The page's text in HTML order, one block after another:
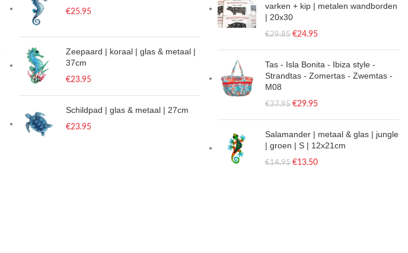
€25.95
Zeepaard | koraal | glas & metaal |
37cm
€23.95
Schildpad | glas & metaal | 27cm
€23.95
varken + kip | metalen wandborden
| 20x30
€29.85 €24.95
Tas - Isla Bonita - Ibiza style -
Strandtas - Zomertas - Zwemtas -
M08
€37.95 €29.95
Salamander | metaal & glas | jungle
| groen | S | 12x21cm
€14.95 €13.50